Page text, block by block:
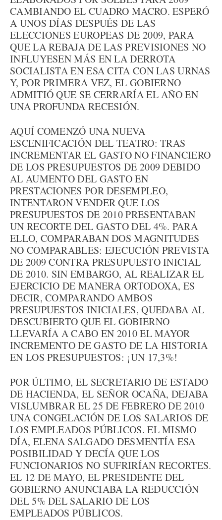
CAMBIANDO EL CUADRO MACRO. ESPERÓ
A UNOS DÍAS DESPUÉS DE LAS
ELECCIONES EUROPEAS DE 2009, PARA
QUE LA REBAJA DE LAS PREVISIONES NO
INFLUYESEN MÁS EN LA DERROTA
SOCIALISTA EN ESA CITA CON LAS URNAS
Y, POR PRIMERA VEZ, EL GOBIERNO
ADMITIÓ QUE SE CERRARÍA EL AÑO EN
UNA PROFUNDA RECESIÓN.
AQUÍ COMENZÓ UNA NUEVA
ESCENIFICACIÓN DEL TEATRO: TRAS
INCREMENTAR EL GASTO NO FINANCIERO
DE LOS PRESUPUESTOS DE 2009 DEBIDO
AL AUMENTO DEL GASTO EN
PRESTACIONES POR DESEMPLEO,
INTENTARON VENDER QUE LOS
PRESUPUESTOS DE 2010 PRESENTABAN
UN RECORTE DEL GASTO DEL 4%. PARA
ELLO, COMPARABAN DOS MAGNITUDES
NO COMPARABLES: EJECUCIÓN PREVISTA
DE 2009 CONTRA PRESUPUESTO INICIAL
DE 2010. SIN EMBARGO, AL REALIZAR EL
EJERCICIO DE MANERA ORTODOXA, ES
DECIR, COMPARANDO AMBOS
PRESUPUESTOS INICIALES, QUEDABA AL
DESCUBIERTO QUE EL GOBIERNO
LLEVARÍA A CABO EN 2010 EL MAYOR
INCREMENTO DE GASTO DE LA HISTORIA
EN LOS PRESUPUESTOS: ¡UN 17,3%!
POR ÚLTIMO, EL SECRETARIO DE ESTADO
DE HACIENDA, EL SEÑOR OCAÑA, DEJABA
VISLUMBRAR EL 25 DE FEBRERO DE 2010
UNA CONGELACIÓN DE LOS SALARIOS DE
LOS EMPLEADOS PÚBLICOS. EL MISMO
DÍA, ELENA SALGADO DESMENTÍA ESA
POSIBILIDAD Y DECÍA QUE LOS
FUNCIONARIOS NO SUFRIRÍAN RECORTES.
EL 12 DE MAYO, EL PRESIDENTE DEL
GOBIERNO ANUNCIABA LA REDUCCIÓN
DEL 5% DEL SALARIO DE LOS
EMPLEADOS PÚBLICOS.